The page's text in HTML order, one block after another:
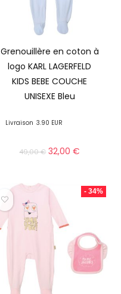
Grenouillère en coton à
logo KARL LAGERFELD
KIDS BEBE COUCHE
UNISEXE Bleu
Livraison 3.90 EUR
49,00€ 32,00€
- 34%